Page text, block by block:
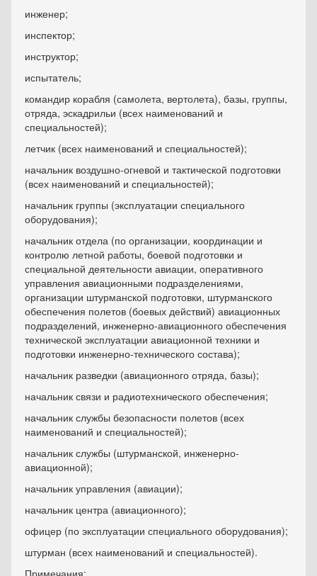
инженер;
инспектор;
инструктор;
испытатель;
командир корабля (самолета, вертолета), базы, группы,
отряда, эскадрильи (всех наименований и
специальностей);
летчик (всех наименований и специальностей);
начальник воздушно-огневой и тактической подготовки
(всех наименований и специальностей);
начальник группы (эксплуатации специального
оборудования);
начальник отдела (по организации, координации и
контролю летной работы, боевой подготовки и
специальной деятельности авиации, оперативного
управления авиационными подразделениями,
организации штурманской подготовки, штурманского
обеспечения полетов (боевых действий) авиационных
подразделений, инженерно-авиационного обеспечения
технической эксплуатации авиационной техники и
подготовки инженерно-технического состава);
начальник разведки (авиационного отряда, базы);
начальник связи и радиотехнического обеспечения;
начальник службы безопасности полетов (всех
наименований и специальностей);
начальник службы (штурманской, инженерно-
авиационной);
начальник управления (авиации);
начальник центра (авиационного);
офицер (по эксплуатации специального оборудования);
штурман (всех наименований и специальностей).
Примечания: